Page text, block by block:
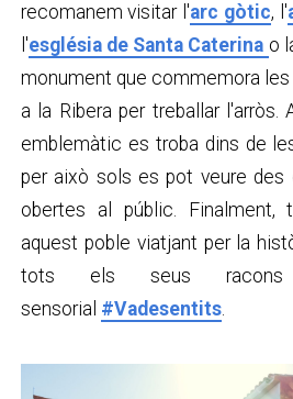
recomanem visitar l'arc gòtic, l'
l'església de Santa Caterina o
monument que commemora les
a la Ribera per treballar l'arròs.
emblemàtic es troba dins de
per això sols es pot veure des
obertes al públic. Finalment,
aquest poble viatjant per la
tots els seus
sensorial #Vadesentits.